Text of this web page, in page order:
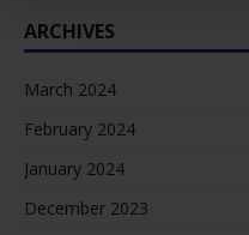
ARCHIVES
March 2024
February 2024
January 2024
December 2023